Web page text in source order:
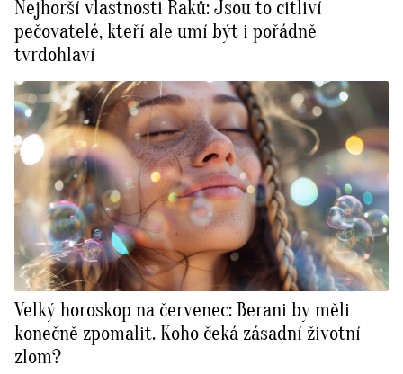
Nejhorší vlastnosti Raků: Jsou to citliví
pečovatelé, kteří ale umí být i pořádně
tvrdohlaví
Velký horoskop na červenec: Berani by měli
konečně zpomalit. Koho čeká zásadní životní
zlom?